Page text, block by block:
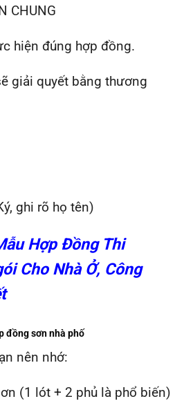
CHUNG
hiện đúng hợp đồng.
giải quyết bằng thương
ghi rõ họ tên)
Hợp Đồng Thi
Cho Nhà Ở, Công
đồng sơn nhà phố
nên nhớ:
(1 lót + 2 phủ là phổ biến)